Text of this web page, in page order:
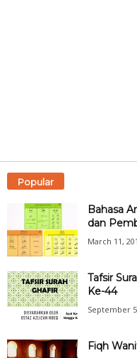
Popular
Bahasa
dan
March 11,
Tafsir
Ke-44
September
Fiqh